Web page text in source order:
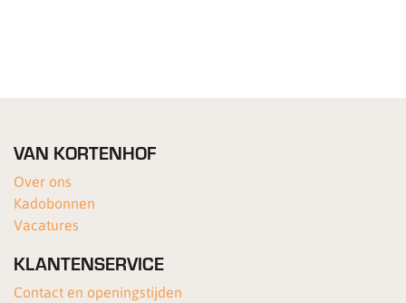
VAN KORTENHOF
Over ons
Kadobonnen
Vacatures
KLANTENSERVICE
Contact en openingstijden